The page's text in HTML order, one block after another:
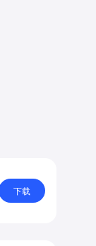
员工用）
下载